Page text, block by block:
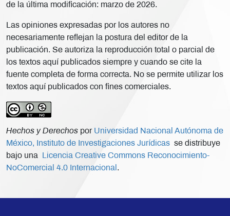
de la última modificación: marzo de 2026.
Las opiniones expresadas por los autores no
necesariamente reflejan la postura del editor de la
publicación. Se autoriza la reproducción total o parcial de
los textos aquí publicados siempre y cuando se cite la
fuente completa de forma correcta. No se permite utilizar los
textos aquí publicados con fines comerciales.
Hechos y Derechos por Universidad Nacional Autónoma de
México, Instituto de Investigaciones Jurídicas se distribuye
bajo una
Licencia Creative Commons Reconocimiento-
NoComercial 4.0 Internacional .